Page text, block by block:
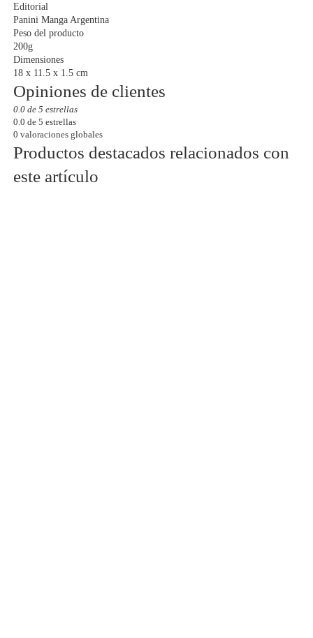
Editorial
Panini Manga Argentina
Peso del producto
200g
Dimensiones
18 x 11.5 x 1.5 cm
Opiniones de clientes
0.0 de 5 estrellas
0.0 de 5 estrellas
0 valoraciones globales
Productos destacados relacionados con
este artículo